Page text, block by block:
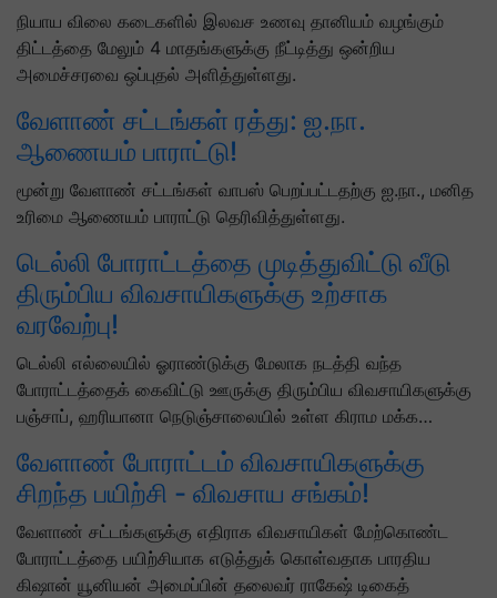
நியாய விலை கடைகளில் இலவச உணவு தானியம் வழங்கும்
திட்டத்தை மேலும் 4 மாதங்களுக்கு நீட்டித்து ஒன்றிய
அமைச்சரவை ஒப்புதல் அளித்துள்ளது.
வேளாண் சட்டங்கள் ரத்து: ஐ.நா.
ஆணையம் பாராட்டு!
மூன்று வேளாண் சட்டங்கள் வாபஸ் பெறப்பட்டதற்கு ஐ.நா., மனித
உரிமை ஆணையம் பாராட்டு தெரிவித்துள்ளது.
டெல்லி போராட்டத்தை முடித்துவிட்டு வீடு
திரும்பிய விவசாயிகளுக்கு உற்சாக
வரவேற்பு!
டெல்லி எல்லையில் ஓராண்டுக்கு மேலாக நடத்தி வந்த
போராட்டத்தைக் கைவிட்டு ஊருக்கு திரும்பிய விவசாயிகளுக்கு
பஞ்சாப், ஹரியானா நெடுஞ்சாலையில் உள்ள கிராம மக்க…
வேளாண் போராட்டம் விவசாயிகளுக்கு
சிறந்த பயிற்சி - விவசாய சங்கம்!
வேளாண் சட்டங்களுக்கு எதிராக விவசாயிகள் மேற்கொண்ட
போராட்டத்தை பயிற்சியாக எடுத்துக் கொள்வதாக பாரதிய
கிஷான் யூனியன் அமைப்பின் தலைவர் ராகேஷ் டிகைத்